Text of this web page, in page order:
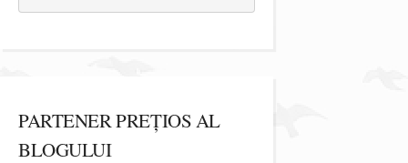
PARTENER PREȚIOS AL
BLOGULUI